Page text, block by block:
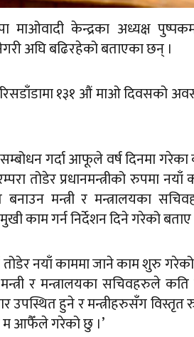
माओवादी केन्द्रका अध्यक्ष
अघि बढिरहेको बताएका छन् ।
१३१ औं माओ दिवसको
सम्बोधन गर्दा आफूले वर्ष दिनमा
तोडेर प्रधानमन्त्रीको रुपमा
बनाउन मन्त्री र मन्त्रालयका
काम गर्न निर्देशन दिने गरेको बताए
नयाँ काममा जाने काम शुरु गरेको
र मन्त्रालयका सचिवहरुले
उपस्थित हुने र मन्त्रीहरुसँग
म आफैँले गरेको छु ।’